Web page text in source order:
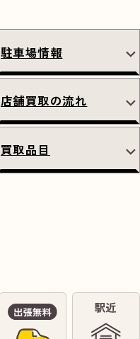
駐車場情報
店舗買取の流れ
買取品目